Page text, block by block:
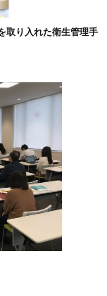
取り入れた衛生管理手